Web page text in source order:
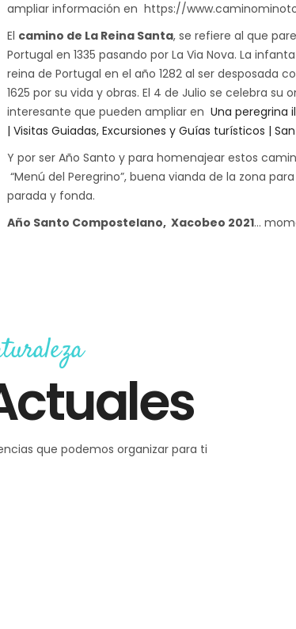
ampliar información en https://
El camino de La Reina Santa, se refiere al que
Portugal en 1335 pasando por La Via Nova. La
reina de Portugal en el año 1282 al ser desposada
1625 por su vida y obras. El 4 de Julio se celebra
interesante que pueden ampliar en Una peregrina
| Visitas Guiadas, Excursiones y Guías turísticos |
Y por ser Año Santo y para homenajear estos
“Menú del Peregrino”, buena vianda de la zona
parada y fonda.
Año Santo Compostelano, Xacobeo 2021…
que podemos organizar para ti